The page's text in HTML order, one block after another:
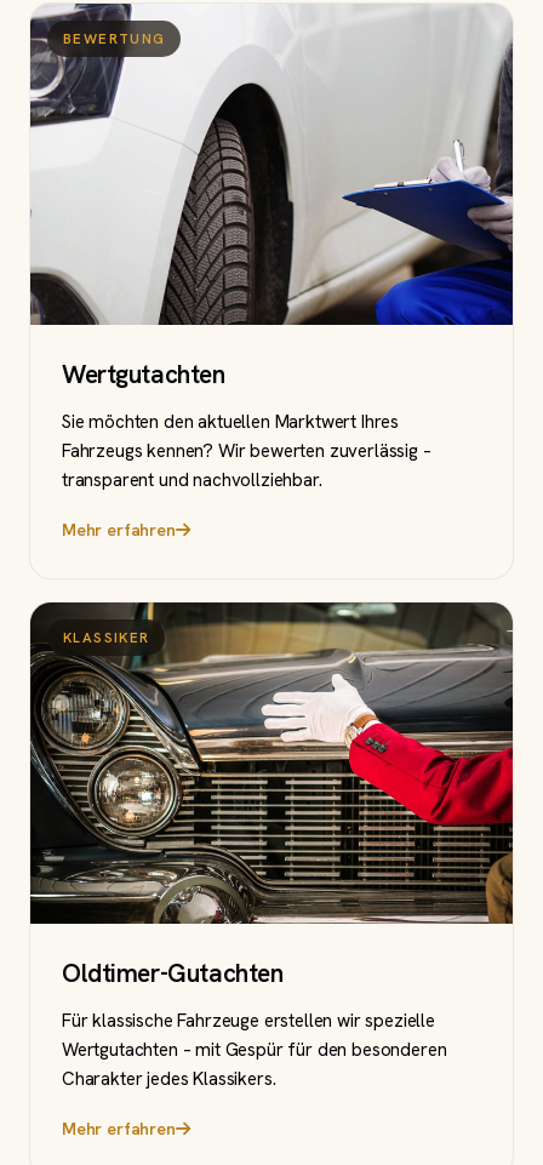
BEWERTUNG
Wertgutachten
Sie möchten den aktuellen Marktwert Ihres
Fahrzeugs kennen? Wir bewerten zuverlässig –
transparent und nachvollziehbar.
Mehr erfahren
KLASSIKER
Oldtimer-Gutachten
Für klassische Fahrzeuge erstellen wir spezielle
Wertgutachten – mit Gespür für den besonderen
Charakter jedes Klassikers.
Mehr erfahren